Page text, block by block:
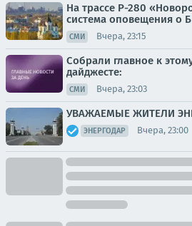
На трассе Р-280
система оповещения о
СМИ Вчера, 23:15
Собрали главное к
дайджесте:
СМИ Вчера, 23:03
УВАЖАЕМЫЕ ЖИТЕЛИ
ЭНЕРГОДАР Вчера, 23:00